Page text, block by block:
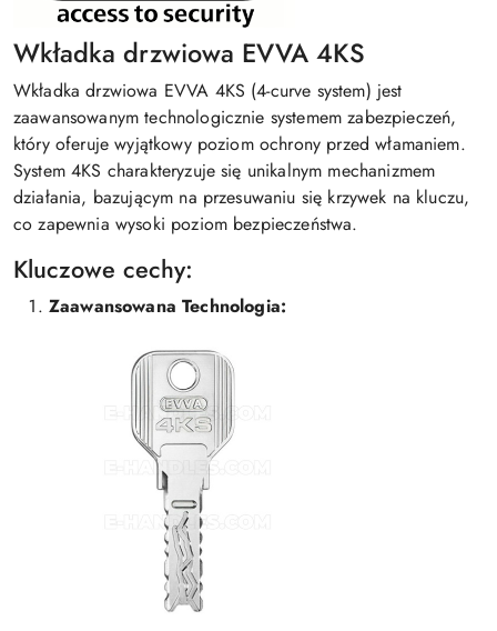
Wkładka drzwiowa EVVA 4KS
Wkładka drzwiowa EVVA 4KS (4-curve system) jest
zaawansowanym technologicznie systemem zabezpieczeń,
który oferuje wyjątkowy poziom ochrony przed włamaniem.
System 4KS charakteryzuje się unikalnym mechanizmem
działania, bazującym na przesuwaniu się krzywek na kluczu,
co zapewnia wysoki poziom bezpieczeństwa.
Kluczowe cechy:
Zaawansowana Technologia: